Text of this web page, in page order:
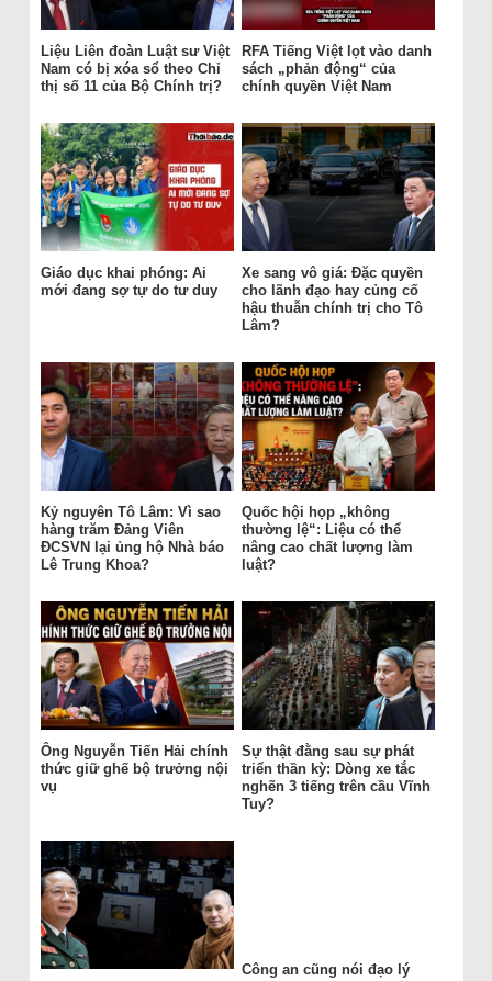
Liệu Liên đoàn Luật sư Việt
Nam có bị xóa sổ theo Chỉ
thị số 11 của Bộ Chính trị?
RFA Tiếng Việt lọt vào danh
sách „phản động“ của
chính quyền Việt Nam
Giáo dục khai phóng: Ai
mới đang sợ tự do tư duy
Xe sang vô giá: Đặc quyền
cho lãnh đạo hay củng cố
hậu thuẫn chính trị cho Tô
Lâm?
Kỷ nguyên Tô Lâm: Vì sao
hàng trăm Đảng Viên
ĐCSVN lại ủng hộ Nhà báo
Lê Trung Khoa?
Quốc hội họp „không
thường lệ“: Liệu có thể
nâng cao chất lượng làm
luật?
Ông Nguyễn Tiến Hải chính
thức giữ ghế bộ trưởng nội
vụ
Sự thật đằng sau sự phát
triển thần kỳ: Dòng xe tắc
nghẽn 3 tiếng trên cầu Vĩnh
Tuy?
Công an cũng nói đạo lý